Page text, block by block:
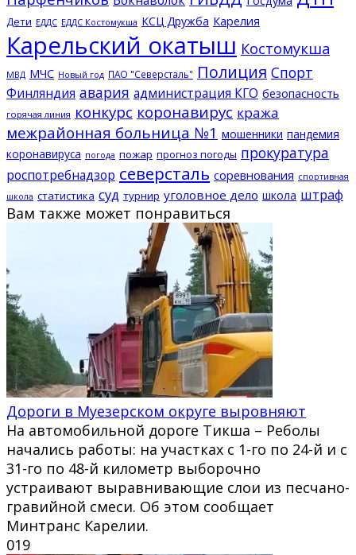
Дети ЕДДС ЕДДС Костомукша КСЦ Дружба Карелия
Карельский окатыш Костомукша
МВД МЧС Новый год ПАО "Северсталь" Полиция Спорт
Финляндия авария администрация КГО безопасность
горячая линия конкурс коронавирус кража
межрайонная больница №1 мошенники пандемия
коронавируса погода пожар прогноз погоды прокуратура
роспотребнадзор северсталь соревнования спортивная
школа статистика суд турнир уголовное дело школа штраф
Вам также может понравиться
Дороги в Муезерском округе выровняют
На автомобильной дороге Тикша – Реболы
начались работы: на участках с 1-го по 24-й и с
31-го по 48-й километр выборочно
устраивают выравнивающие слои из песчано-
гравийной смеси. Об этом сообщает
Минтранс Карелии.
019